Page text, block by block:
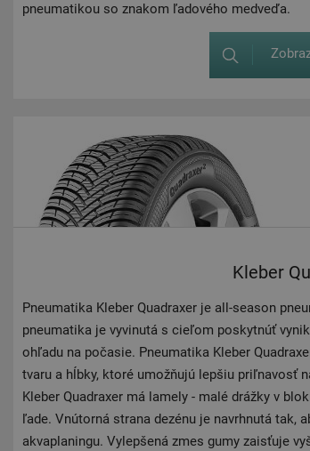
pneumatikou so znakom ľadového medveďa.
Kleber
Pneumatika Kleber Quadraxer je all-season
pneumatika je vyvinutá s cieľom poskytnúť
ohľadu na počasie. Pneumatika Kleber
tvaru a hĺbky, ktoré umožňujú lepšiu priľnavosť
Kleber Quadraxer má lamely - malé drážky v
ľade. Vnútorná strana dezénu je navrhnutá tak,
akvaplaningu. Vylepšená zmes gumy zaisťuje